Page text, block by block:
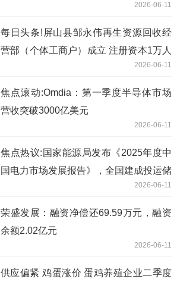
2026-06-11
每日头条!屏山县邹永伟再生资源回收经
营部（个体工商户）成立 注册资本1万人
2026-06-11
焦点滚动:Omdia：第一季度半导体市场
营收突破3000亿美元
2026-06-11
焦点热议:国家能源局发布《2025年度中
国电力市场发展报告》，全国建成投运储
2026-06-11
荣盛发展：融资净偿还69.59万元，融资
余额2.02亿元
2026-06-11
供应偏紧 鸡蛋涨价 蛋鸡养殖企业二季度